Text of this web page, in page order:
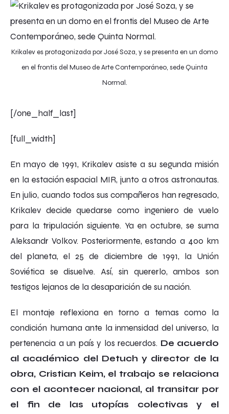
Krikalev es protagonizada por José Soza, y se presenta en un domo
en el frontis del Museo de Arte Contemporáneo, sede Quinta
Normal.
[/one_half_last]
[full_width]
En mayo de 1991, Krikalev asiste a su segunda misión
en la estación espacial MIR, junto a otros astronautas.
En julio, cuando todos sus compañeros han regresado,
Krikalev decide quedarse como ingeniero de vuelo
para la tripulación siguiente. Ya en octubre, se suma
Aleksandr Volkov. Posteriormente, estando a 400 km
del planeta, el 25 de diciembre de 1991, la Unión
Soviética se disuelve. Así, sin quererlo, ambos son
testigos lejanos de la desaparición de su nación.
El montaje reflexiona en torno a temas como la
condición humana ante la inmensidad del universo, la
pertenencia a un país y los recuerdos. De acuerdo
al académico del Detuch y director de la
obra, Cristian Keim, el trabajo se relaciona
con el acontecer nacional, al transitar por
el fin de las utopías colectivas y el